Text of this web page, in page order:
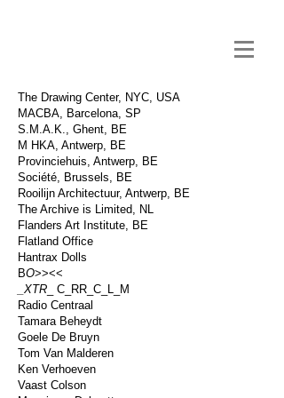
The Drawing Center, NYC, USA
MACBA, Barcelona, SP
S.M.A.K., Ghent, BE
M HKA, Antwerp, BE
Provinciehuis, Antwerp, BE
Société, Brussels, BE
Rooilijn Architectuur, Antwerp, BE
The Archive is Limited, NL
Flanders Art Institute, BE
Flatland Office
Hantrax Dolls
BO>><<
_XTR​ _​ C_RR_C_L_M
Radio Centraal
Tamara Beheydt
Goele De Bruyn
Tom Van Malderen
Ken Verhoeven
Vaast Colson